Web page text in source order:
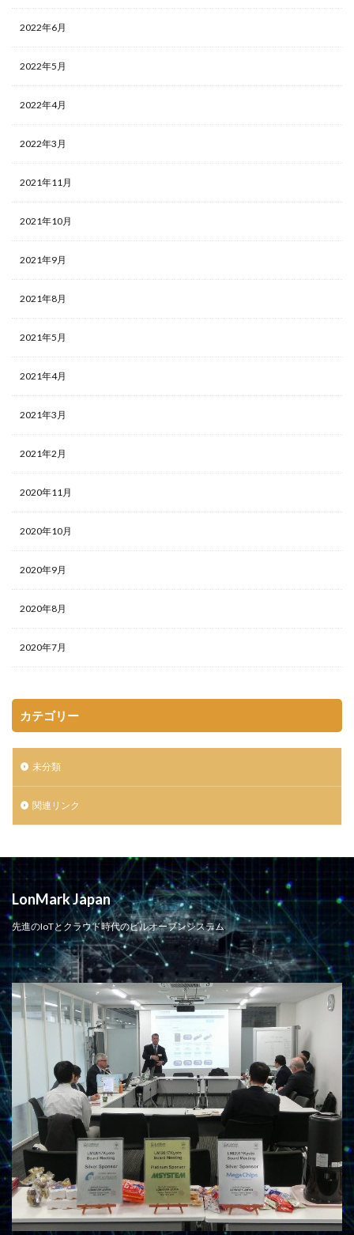
2022年6月
2022年5月
2022年4月
2022年3月
2021年11月
2021年10月
2021年9月
2021年8月
2021年5月
2021年4月
2021年3月
2021年2月
2020年11月
2020年10月
2020年9月
2020年8月
2020年7月
カテゴリー
未分類
関連リンク
LonMark Japan
先進のIoTとクラウド時代のビルオープンシステム